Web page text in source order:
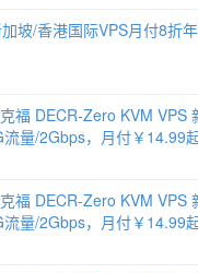
坡/香港国际VPS月付8折
福 DECR-Zero KVM VPS
量/2Gbps，月付￥14.99
福 DECR-Zero KVM VPS
量/2Gbps，月付￥14.99